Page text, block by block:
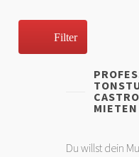
Filter
MIETEN
Du willst dein